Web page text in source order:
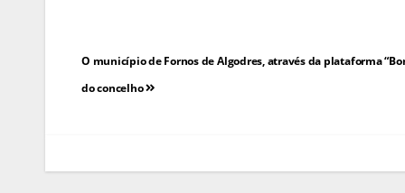
Navegação
de
O município de Fornos de Algodres, através da plataforma
do concelho